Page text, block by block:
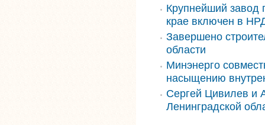
Крупнейший завод
крае включен в
Завершено
области
Минэнерго
насыщению
Сергей Цивилев и
Ленинградской